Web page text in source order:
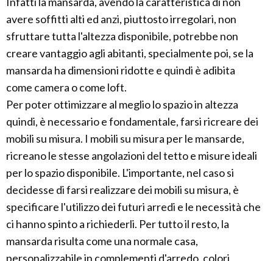
avere soffitti alti ed anzi, piuttosto irregolari, non
sfruttare tutta l'altezza disponibile, potrebbe non
creare vantaggio agli abitanti, specialmente poi, se la
mansarda ha dimensioni ridotte e quindi è adibita
come camera o come loft.
Per poter ottimizzare al meglio lo spazio in altezza
quindi, è necessario e fondamentale, farsi ricreare dei
mobili su misura. I mobili su misura per le mansarde,
ricreano le stesse angolazioni del tetto e misure ideali
per lo spazio disponibile. L'importante, nel caso si
decidesse di farsi realizzare dei mobili su misura, è
specificare l'utilizzo dei futuri arredi e le necessità che
ci hanno spinto a richiederli. Per tutto il resto, la
mansarda risulta come una normale casa,
personalizzabile in complementi d'arredo, colori,